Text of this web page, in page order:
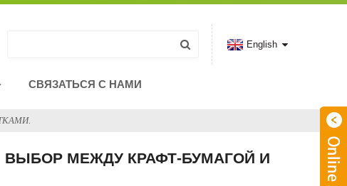
СВЯЗАТЬСЯ С НАМИ
English
ВЫБОР МЕЖДУ КРАФТ-БУМАГОЙ И